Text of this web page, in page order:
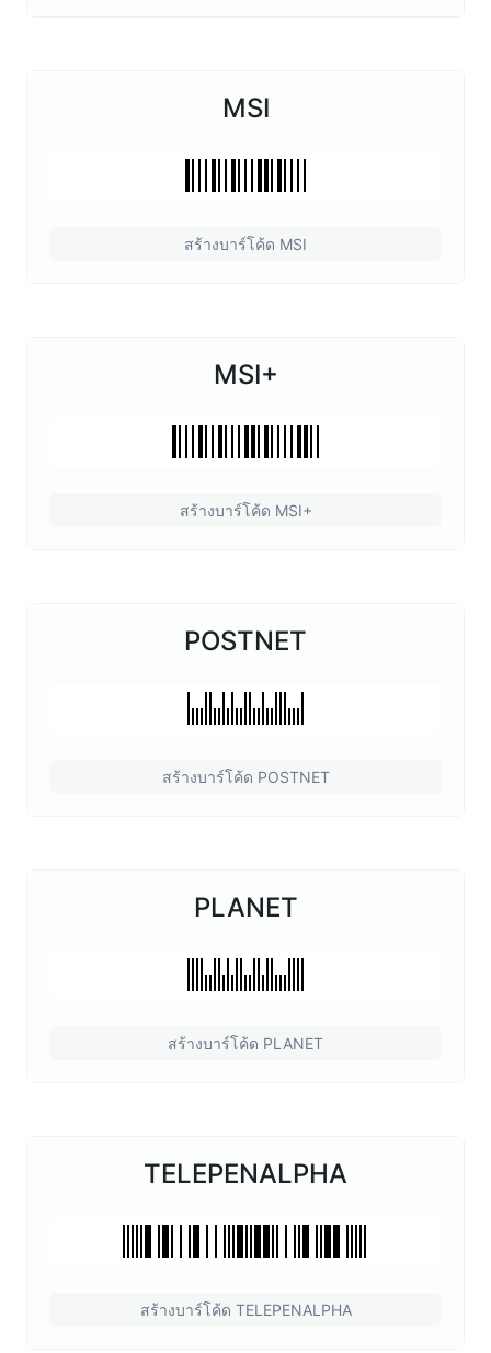
MSI
สร้างบาร์โค้ด MSI
MSI+
สร้างบาร์โค้ด MSI+
POSTNET
สร้างบาร์โค้ด POSTNET
PLANET
สร้างบาร์โค้ด PLANET
TELEPENALPHA
สร้างบาร์โค้ด TELEPENALPHA